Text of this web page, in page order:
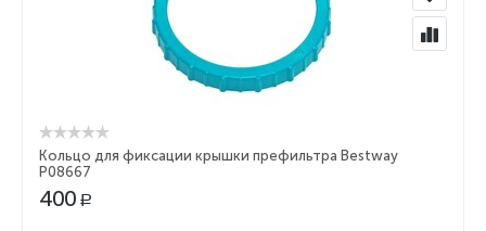
Кольцо для фиксации крышки префильтра Bestway
P08667
400 Р